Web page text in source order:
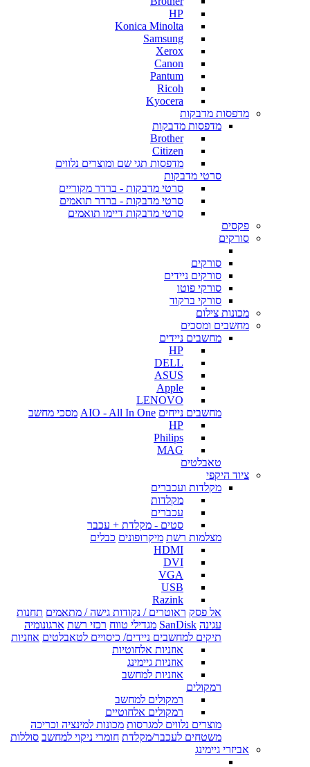
HP
Konica Minolta
Samsung
Xerox
Canon
Pantum
Ricoh
Kyocera
מדפסות מדבקות
מדפסות מדבקות
Brother
Citizen
מדפסות תגי שם ומוצרים נלווים
סרטי מדבקות
סרטי מדבקות - ברדר מקוריים
סרטי מדבקות - ברדר תואמים
סרטי מדבקות דיימו תואמים
פקסים
סורקים
סורקים
סורקים ניידים
סורקי פוטו
סורקי ברקוד
מכונות צילום
מחשבים ומסכים
מחשבים ניידים
HP
DELL
ASUS
Apple
LENOVO
מחשבים נייחים AIO - All In One מסכי מחשב
HP
Philips
MAG
טאבלטים
ציוד היקפי
מקלדות ועכברים
מקלדות
עכברים
סטים - מקלדת + עכבר
מצלמות רשת מיקרופונים כבלים
HDMI
DVI
VGA
USB
Razink
אל פסק ראוטרים / נקודות גישה / מתאמים תחנות
עגינה SanDisk מגדילי טווח רכזי רשת ארגונומיה
תיקים למחשבים ניידים/ כיסויים לטאבלטים אוזניות
אוזניות אלחוטיות
אוזניות גיימינג
אוזניות למחשב
רמקולים
רמקולים למחשב
רמקולים אלחוטיים
מוצרים נלווים למגרסות מכונות למינציה וכריכה
משטחים לעכבר/מקלדת חומרי ניקוי למחשב סוללות
אביזרי גיימינג